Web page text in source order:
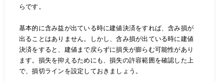
らです。
基本的に含み益が出ている時に建値決済をすれば、含み損が
出ることはありません。しかし、含み損が出ている時に建値
決済をすると、建値まで戻らずに損失が膨らむ可能性があり
ます。損失を抑えるためにも、損失の許容範囲を確認した上
で、損切ラインを設定しておきましょう。